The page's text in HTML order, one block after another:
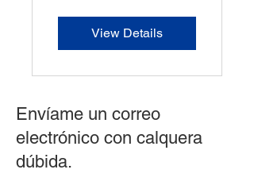
View Details
Envíame un correo
electrónico con calquera
dúbida.